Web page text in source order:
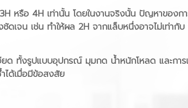
หรือ 4H เท่านั้น โดยในงานจริงนั้น ปัญหาของ
เจน เช่น ทำให้ผล 2H จากแล็บหนึ่งอาจไม่เท่ากั
ด ทั้งรูปแบบอุปกรณ์ มุมกด น้ำหนักโหลด และการ
ได้เมื่อมีข้อสงสัย